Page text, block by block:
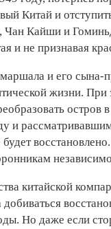
Китай и
Кайши и
и не признавая
и его сына-
жизни.
остров
и
китайской
Но даже если